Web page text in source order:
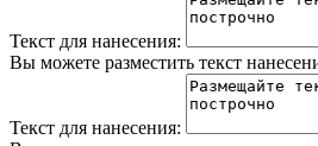
Текст для нанесения:
Вы можете разместить текст
Текст для нанесения: